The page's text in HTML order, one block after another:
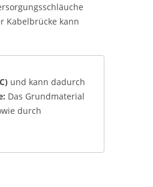
Kabelbrücke kann
und kann dadurch
Das Grundmaterial
durch